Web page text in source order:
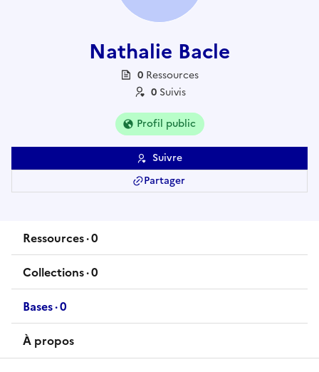
Nathalie Bacle
0 Ressources
0 Suivis
Profil public
Suivre
Partager
Ressources·0
ressources
Collections·0
collections
Bases·0
bases
À propos